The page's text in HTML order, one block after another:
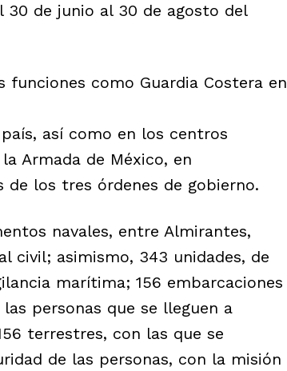
de junio al 30 de agosto del
como Guardia Costera en
así como en los centros
Armada de México, en
los tres órdenes de gobierno.
navales, entre Almirantes,
civil; asimismo, 343 unidades, de
marítima; 156 embarcaciones
personas que se lleguen a
terrestres, con las que se
de las personas, con la misión